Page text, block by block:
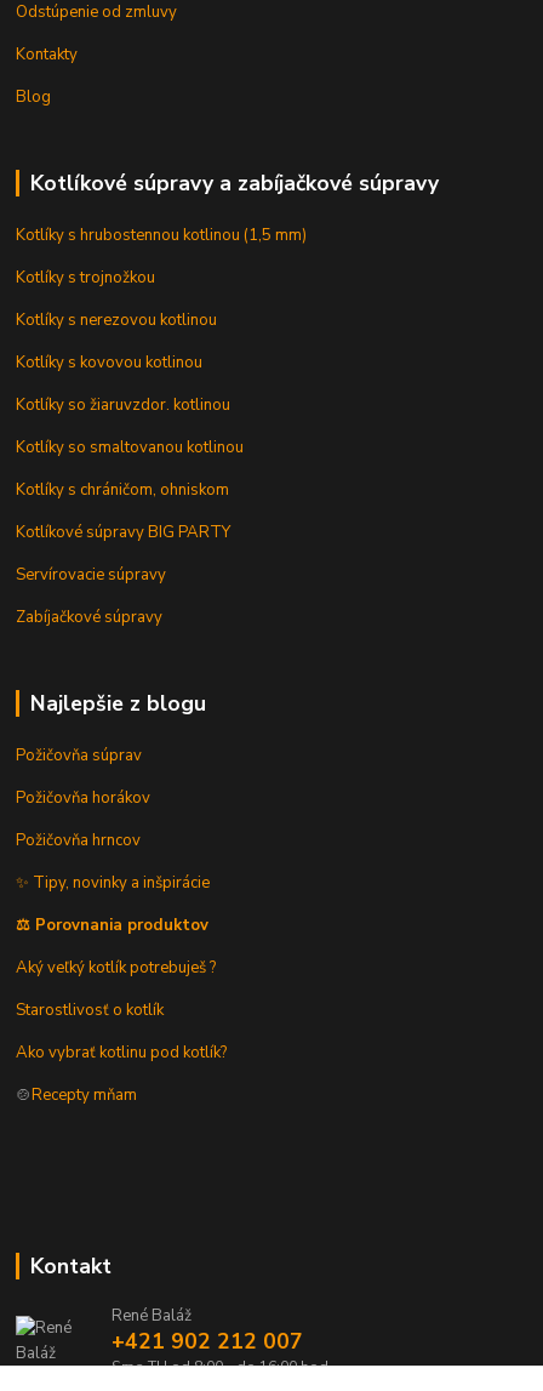
Odstúpenie od zmluvy
Kontakty
Blog
Kotlíkové súpravy a zabíjačkové súpravy
Kotlíky s hrubostennou kotlinou (1,5 mm)
Kotlíky s trojnožkou
Kotlíky s nerezovou kotlinou
Kotlíky s kovovou kotlinou
Kotlíky so žiaruvzdor. kotlinou
Kotlíky so smaltovanou kotlinou
Kotlíky s chráničom, ohniskom
Kotlíkové súpravy BIG PARTY
Servírovacie súpravy
Zabíjačkové súpravy
Najlepšie z blogu
Požičovňa súprav
Požičovňa horákov
Požičovňa hrncov
✨ Tipy, novinky a inšpirácie
⚖️ Porovnania produktov
Aký veľký kotlík potrebuješ ?
Starostlivosť o kotlík
Ako vybrať kotlinu pod kotlík?
🍲Recepty mňam
Kontakt
René Baláž
+421 902 212 007
Sme TU od 8:00 - do 16:00 hod